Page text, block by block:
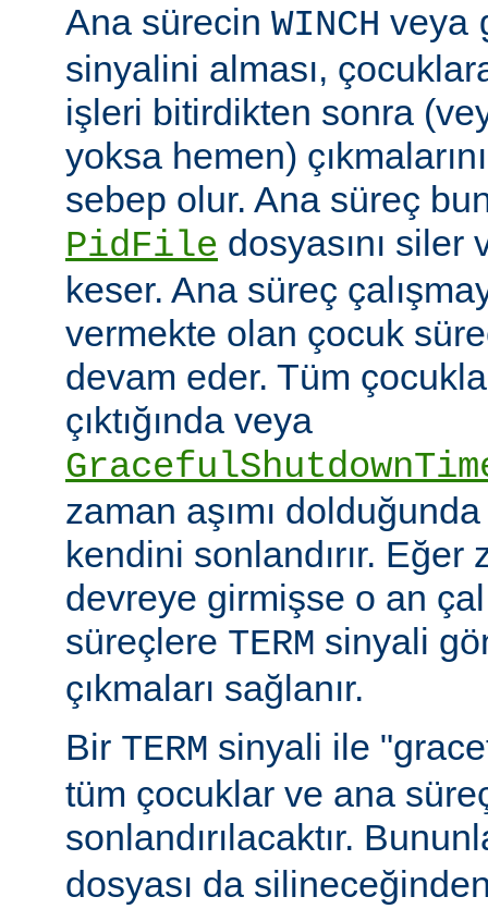
Ana sürecin WINCH veya
sinyalini alması,
işleri bitirdikten sonra
yoksa hemen)
sebep olur. Ana süreç
PidFile dosyasını
keser. Ana süreç
vermekte olan çocuk
devam eder. Tüm
çıktığında veya
zaman aşımı
kendini sonlandırır. Eğer
devreye girmişse o an
süreçlere TERM sinyali
çıkmaları sağlanır.
Bir TERM sinyali ile
tüm çocuklar ve ana
sonlandırılacaktır.
dosyası da